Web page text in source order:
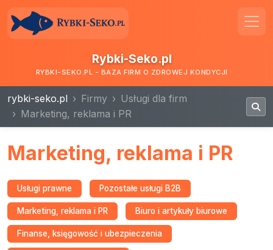
Rybki-Seko.pl
RYBKI-SEKO.PL - BAZA FIRM O ZDROWEJ KONDYCJI
rybki-seko.pl Firmy
Usługi dla firm
Marketing, reklama i PR
Marketing, reklama i PR
Usługi prawne Pozostałe usługi B2B
Marketing, reklama i PR Biuro i artykuły biurowe
Finanse, księgowość i ubezpieczenia